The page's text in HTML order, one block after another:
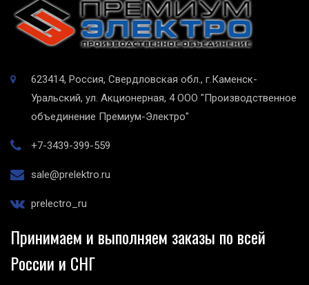
623414, Россия, Свердловская обл., г.Каменск-
Уральский, ул. Акционерная, 4 ООО "Производственное
объединение Премиум-Электро"
+7-3439-399-559
sale@prelektro.ru
prelectro_ru
Принимаем и выполняем заказы по всей
России и СНГ